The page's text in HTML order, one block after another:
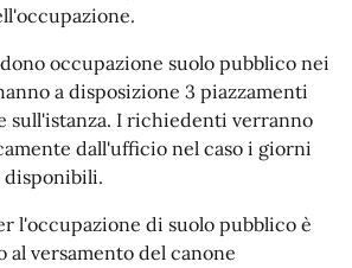
occupazione suolo pubblico nei
a disposizione 3 piazzamenti
sull'istanza. I richiedenti verranno
dall'ufficio nel caso i giorni
l'occupazione di suolo pubblico è
al versamento del canone